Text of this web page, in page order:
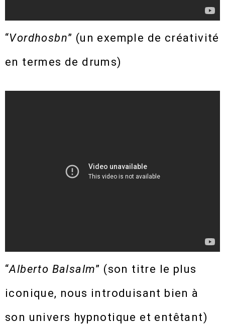
“Vordhosbn” (un exemple de créativité
en termes de drums)
“Alberto Balsalm” (son titre le plus
iconique, nous introduisant bien à
son univers hypnotique et entêtant)